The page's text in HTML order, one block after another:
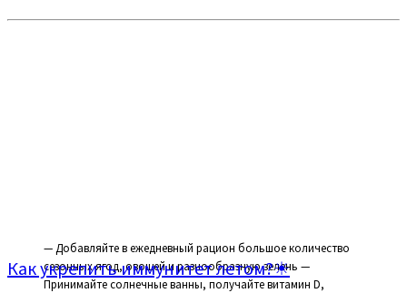
— Добавляйте в ежедневный рацион большое количество
сезонных ягод, овощей и разнообразную зелень —
Принимайте солнечные ванны, получайте витамин D,
Как укрепить иммунитет летом?☀